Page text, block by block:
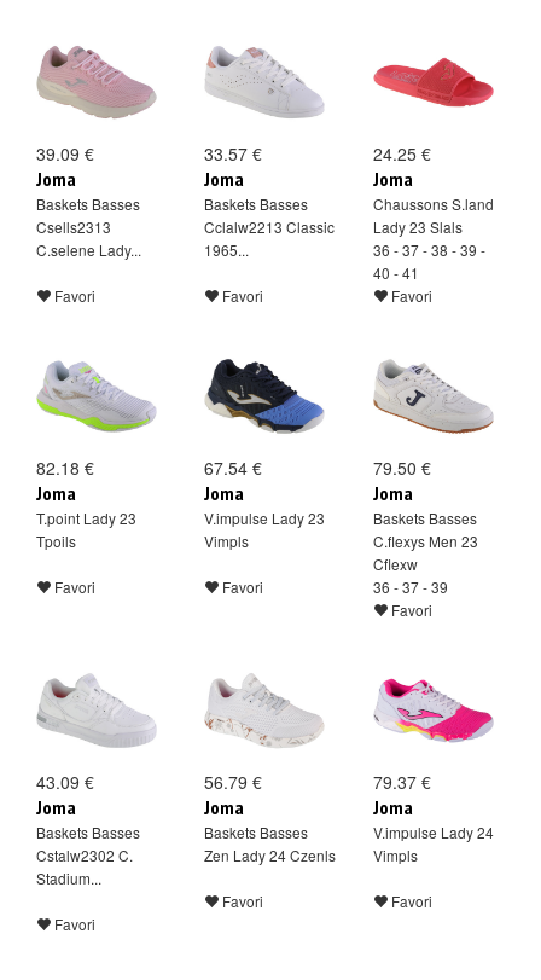
39.09 €
Joma
Baskets Basses
Csells2313
C.selene Lady...
Favori
33.57 €
Joma
Baskets Basses
Cclalw2213 Classic
1965...
Favori
24.25 €
Joma
Chaussons S.land
Lady 23 Slals
36 - 37 - 38 - 39 -
40 - 41
Favori
82.18 €
Joma
T.point Lady 23
Tpoils
Favori
67.54 €
Joma
V.impulse Lady 23
Vimpls
Favori
79.50 €
Joma
Baskets Basses
C.flexys Men 23
Cflexw
36 - 37 - 39
Favori
43.09 €
Joma
Baskets Basses
Cstalw2302 C.
Stadium...
Favori
56.79 €
Joma
Baskets Basses
Zen Lady 24 Czenls
Favori
79.37 €
Joma
V.impulse Lady 24
Vimpls
Favori